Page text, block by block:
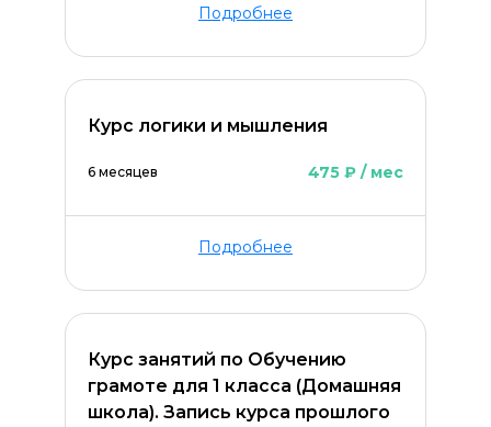
Подробнее
Курс логики и мышления
6 месяцев 475 ₽ / мес
Подробнее
Курс занятий по Обучению
грамоте для 1 класса (Домашняя
школа). Запись курса прошлого